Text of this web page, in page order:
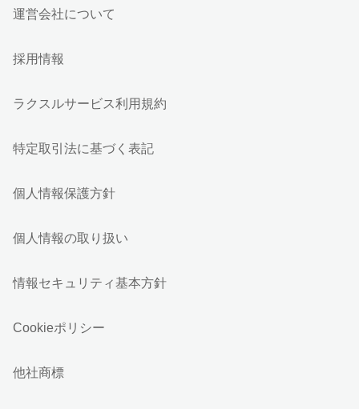
運営会社について
採用情報
ラクスルサービス利用規約
特定取引法に基づく表記
個人情報保護方針
個人情報の取り扱い
情報セキュリティ基本方針
Cookieポリシー
他社商標